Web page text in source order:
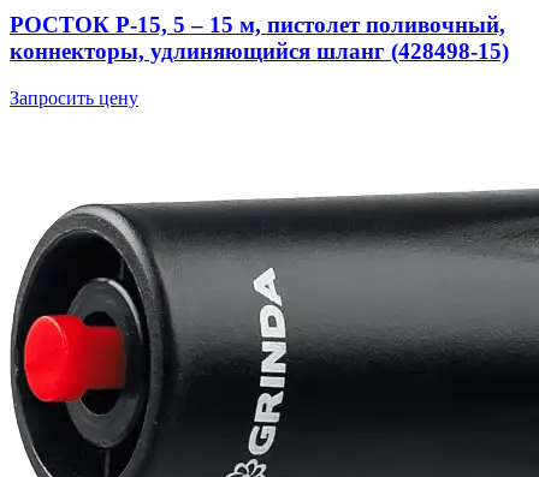
РОСТОК Р-15, 5 – 15 м, пистолет поливочный,
коннекторы, удлиняющийся шланг (428498-15)
Запросить цену